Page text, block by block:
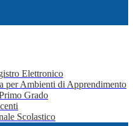
Elettronico
per Ambienti di Apprendimento
Grado
Scolastico